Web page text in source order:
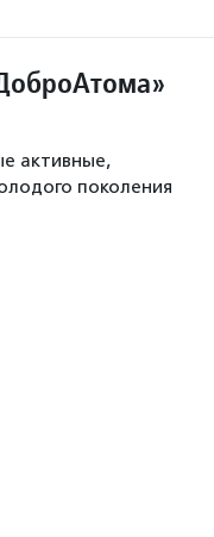
активные,
поколения